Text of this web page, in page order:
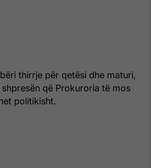
thirrje për qetësi dhe maturi,
që Prokuroria të mos
politikisht.